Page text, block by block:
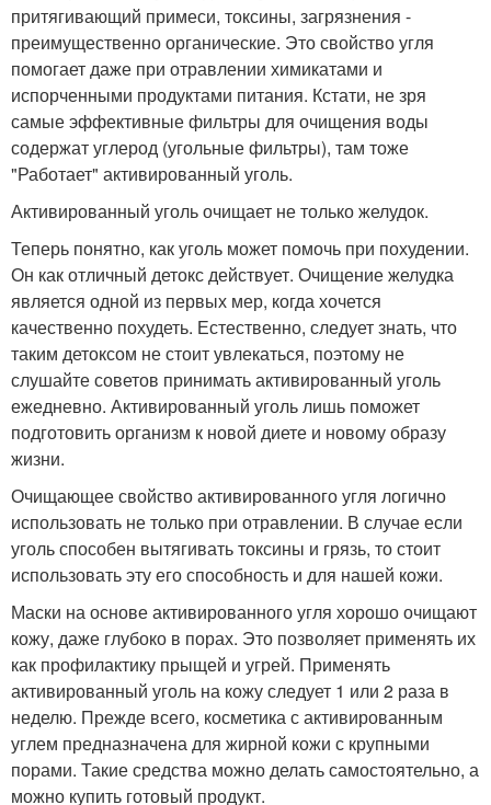
притягивающий примеси, токсины, загрязнения -
преимущественно органические. Это свойство угля
помогает даже при отравлении химикатами и
испорченными продуктами питания. Кстати, не зря
самые эффективные фильтры для очищения воды
содержат углерод (угольные фильтры), там тоже
"Работает" активированный уголь.
Активированный уголь очищает не только желудок.
Теперь понятно, как уголь может помочь при похудении.
Он как отличный детокс действует. Очищение желудка
является одной из первых мер, когда хочется
качественно похудеть. Естественно, следует знать, что
таким детоксом не стоит увлекаться, поэтому не
слушайте советов принимать активированный уголь
ежедневно. Активированный уголь лишь поможет
подготовить организм к новой диете и новому образу
жизни.
Очищающее свойство активированного угля логично
использовать не только при отравлении. В случае если
уголь способен вытягивать токсины и грязь, то стоит
использовать эту его способность и для нашей кожи.
Маски на основе активированного угля хорошо очищают
кожу, даже глубоко в порах. Это позволяет применять их
как профилактику прыщей и угрей. Применять
активированный уголь на кожу следует 1 или 2 раза в
неделю. Прежде всего, косметика с активированным
углем предназначена для жирной кожи с крупными
порами. Такие средства можно делать самостоятельно, а
можно купить готовый продукт.